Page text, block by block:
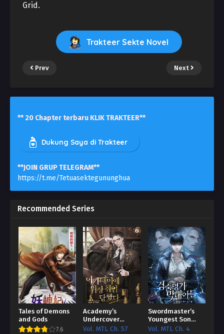
Grid.
Trakteer Sekte Novel
Prev Next
** 20 Chapter terbaru KLIK TRAKTEER**
Dukung Saya di Trakteer
**JOIN GRUP TELEGRAM**
https://t.me/Tetuasektegununghua
Recommended Series
Tales of Demons
and Gods
7.6
Academy’s
Undercover
Professor
Vol. MTL Ch. 57
Swordmaster’s
Youngest Son
Bahasa Indonesia
Vol. MTL Ch. 4